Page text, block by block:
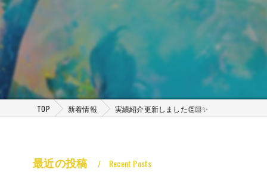
TOP 新着情報 実績紹介更新しました👏🏻✨
最近の投稿 Recent Posts